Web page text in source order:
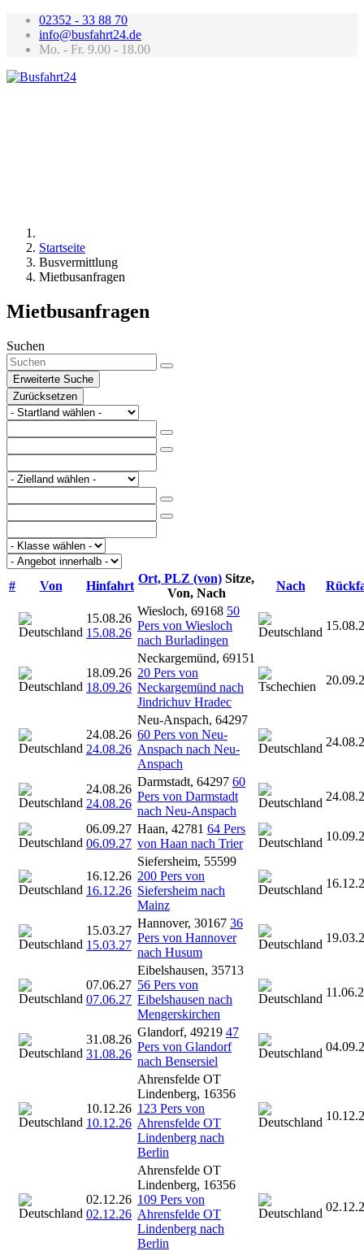
02352 - 33 88 70
info@busfahrt24.de
Mo. - Fr. 9.00 - 18.00
Startseite
Busvermittlung
Mietbusanfragen
Mietbusanfragen
Suchen
Erweiterte Suche
Zurücksetzen
# Von Hinfahrt
Ort, PLZ (von) Sitze,
Von, Nach
Nach
15.08.26
15.08.26
Wiesloch, 69168 50
Pers von Wiesloch
nach Burladingen
18.09.26
18.09.26
Neckargemünd, 69151
20 Pers von
Neckargemünd nach
Jindrichuv Hradec
24.08.26
24.08.26
Neu-Anspach, 64297
60 Pers von Neu-
Anspach nach Neu-
Anspach
24.08.26
24.08.26
Darmstadt, 64297 60
Pers von Darmstadt
nach Neu-Anspach
06.09.27
06.09.27
Haan, 42781 64 Pers
von Haan nach Trier
16.12.26
16.12.26
Siefersheim, 55599
200 Pers von
Siefersheim nach
Mainz
15.03.27
15.03.27
Hannover, 30167 36
Pers von Hannover
nach Husum
07.06.27
07.06.27
Eibelshausen, 35713
56 Pers von
Eibelshausen nach
Mengerskirchen
31.08.26
31.08.26
Glandorf, 49219 47
Pers von Glandorf
nach Bensersiel
10.12.26
10.12.26
Ahrensfelde OT
Lindenberg, 16356
123 Pers von
Ahrensfelde OT
Lindenberg nach
Berlin
02.12.26
02.12.26
Ahrensfelde OT
Lindenberg, 16356
109 Pers von
Ahrensfelde OT
Lindenberg nach
Berlin